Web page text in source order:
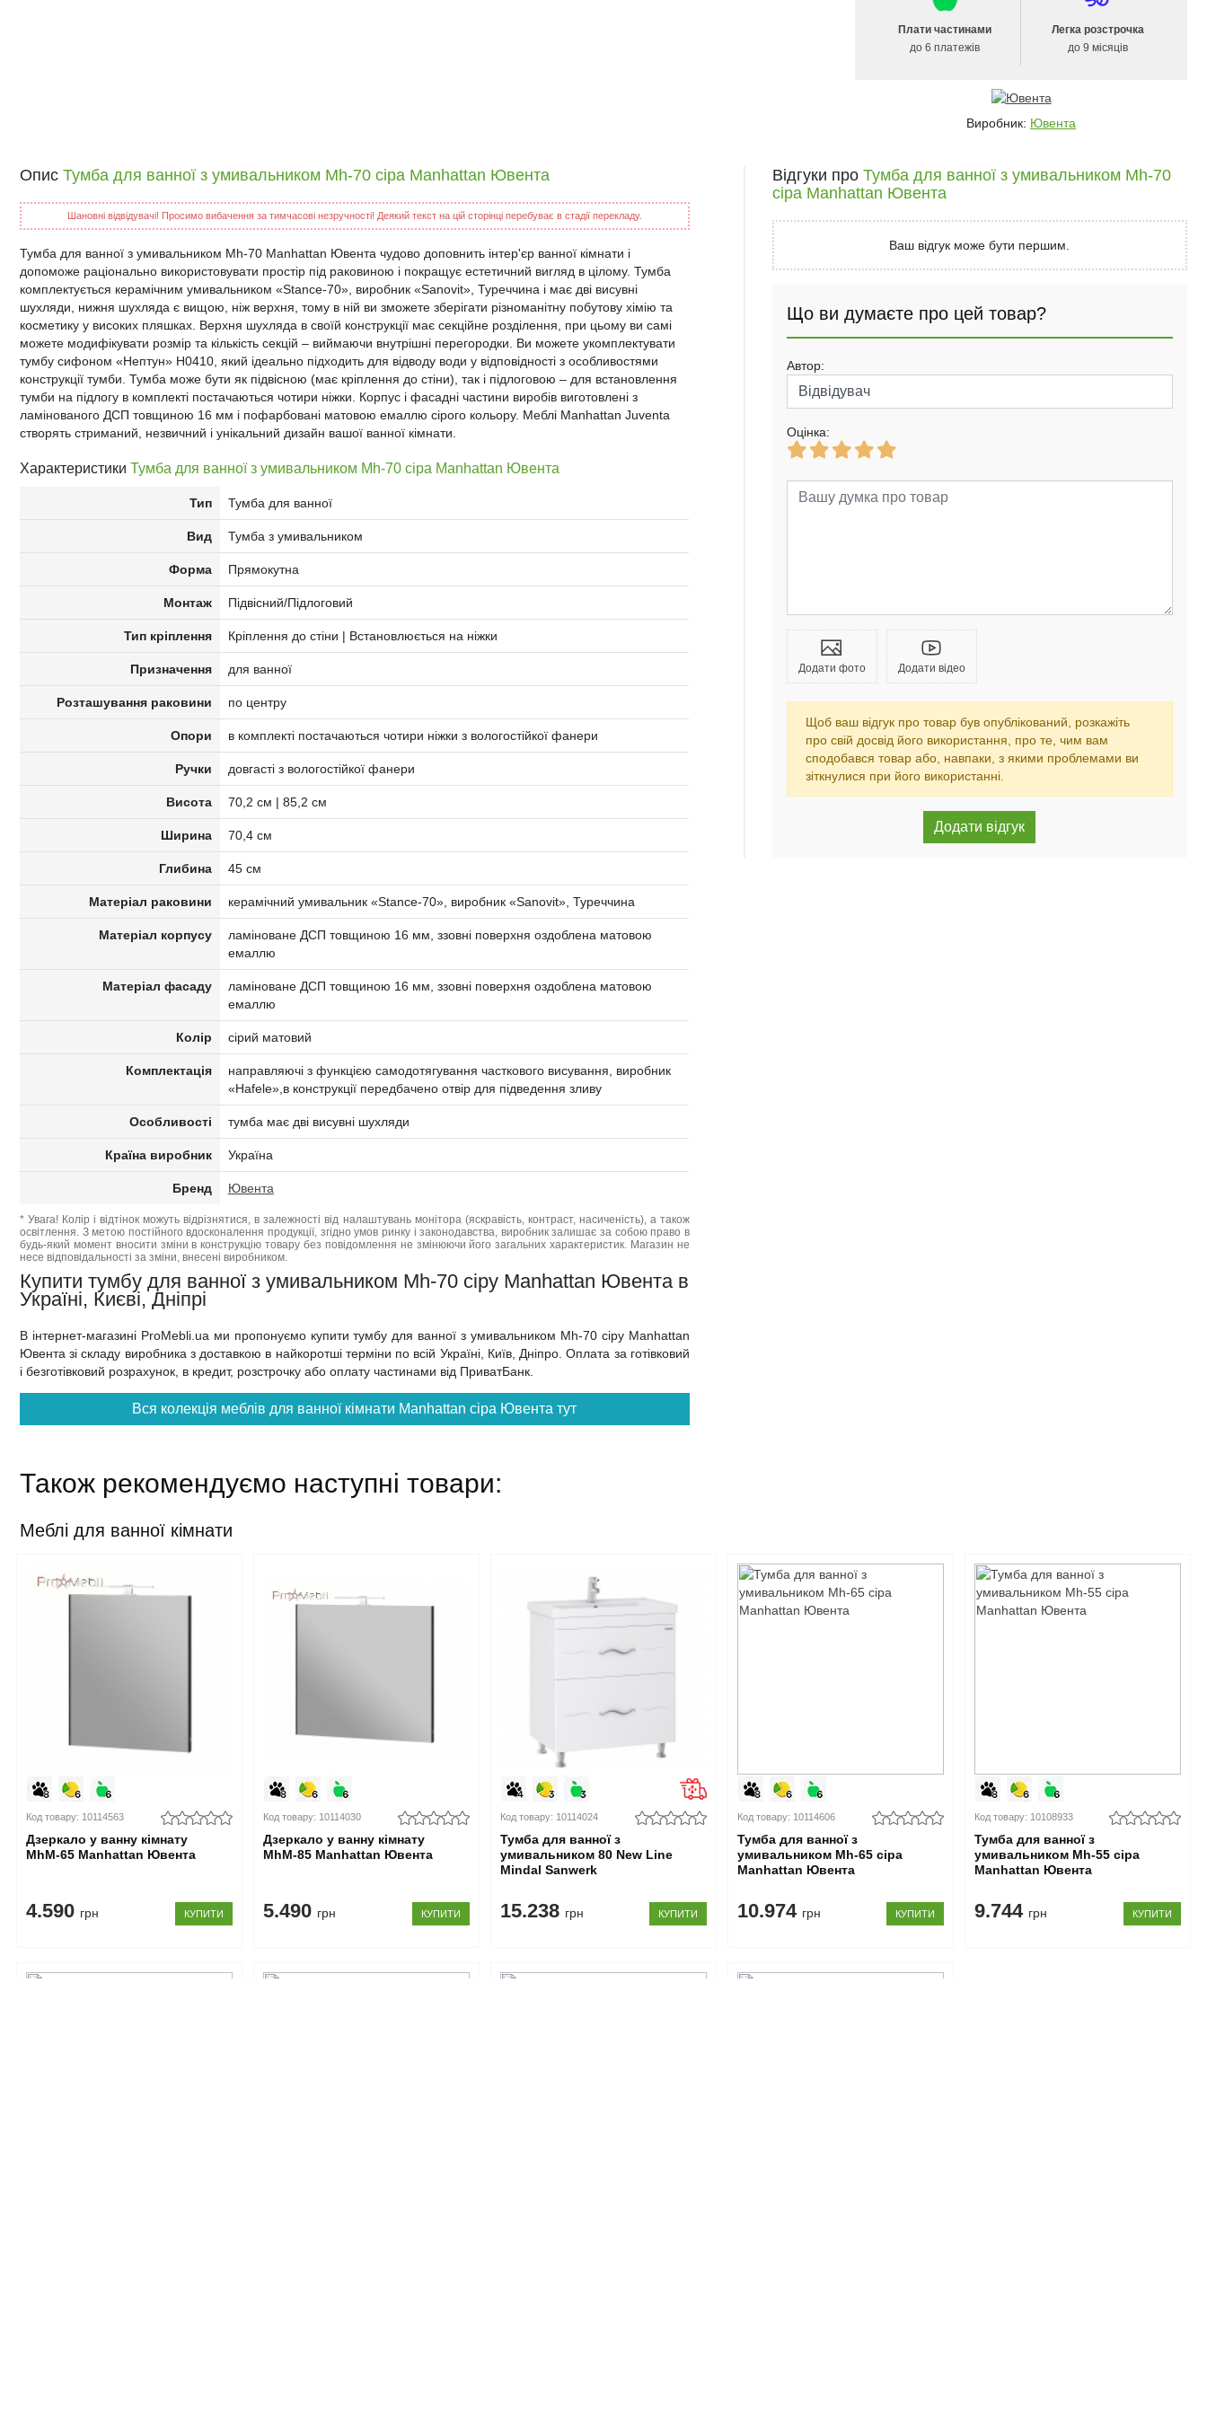
Плати частинами
до 6 платежів
Легка розстрочка
до 9 місяців
Виробник: Ювента
Опис Тумба для ванної з умивальником Mh-70 сіра Manhattan Ювента
Шановні відвідувачі! Просимо вибачення за тимчасові незручності! Деякий текст на цій сторінці перебуває в стадії перекладу.
Тумба для ванної з умивальником Mh-70 Manhattan Ювента чудово доповнить інтер'єр ванної кімнати і
допоможе раціонально використовувати простір під раковиною і покращує естетичний вигляд в цілому. Тумба
комплектується керамічним умивальником «Stance-70», виробник «Sanovit», Туреччина і має дві висувні
шухляди, нижня шухляда є вищою, ніж верхня, тому в ній ви зможете зберігати різноманітну побутову хімію та
косметику у високих пляшках. Верхня шухляда в своїй конструкції має секційне розділення, при цьому ви самі
можете модифікувати розмір та кількість секцій – виймаючи внутрішні перегородки. Ви можете укомплектувати
тумбу сифоном «Нептун» Н0410, який ідеально підходить для відводу води у відповідності з особливостями
конструкції тумби. Тумба може бути як підвісною (має кріплення до стіни), так і підлоговою – для встановлення
тумби на підлогу в комплекті постачаються чотири ніжки. Корпус і фасадні частини виробів виготовлені з
ламінованого ДСП товщиною 16 мм і пофарбовані матовою емаллю сірого кольору. Меблі Manhattan Juventa
створять стриманий, незвичний і унікальний дизайн вашої ванної кімнати.
Характеристики Тумба для ванної з умивальником Mh-70 сіра Manhattan Ювента
Тип Тумба для ванної
Вид Тумба з умивальником
Форма Прямокутна
Монтаж Підвісний/Підлоговий
Тип кріплення Кріплення до стіни | Встановлюється на ніжки
Призначення для ванної
Розташування раковини по центру
Опори в комплекті постачаються чотири ніжки з вологостійкої фанери
Ручки довгасті з вологостійкої фанери
Висота 70,2 см | 85,2 см
Ширина 70,4 см
Глибина 45 см
Матеріал раковини керамічний умивальник «Stance-70», виробник «Sanovit», Туреччина
Матеріал корпусу
ламіноване ДСП товщиною 16 мм, ззовні поверхня оздоблена матовою
емаллю
Матеріал фасаду
ламіноване ДСП товщиною 16 мм, ззовні поверхня оздоблена матовою
емаллю
Колір сірий матовий
Комплектація
направляючі з функцією самодотягування часткового висування, виробник
«Hafele»,в конструкції передбачено отвір для підведення зливу
Особливості тумба має дві висувні шухляди
Країна виробник Україна
Бренд Ювента
* Увага! Колір і відтінок можуть відрізнятися, в залежності від налаштувань монітора (яскравість, контраст, насиченість), а також
освітлення. З метою постійного вдосконалення продукції, згідно умов ринку і законодавства, виробник залишає за собою право в
будь-який момент вносити зміни в конструкцію товару без повідомлення не змінюючи його загальних характеристик. Магазин не
несе відповідальності за зміни, внесені виробником.
Купити тумбу для ванної з умивальником Mh-70 сіру Manhattan Ювента в
Україні, Києві, Дніпрі
В інтернет-магазині ProMebli.ua ми пропонуємо купити тумбу для ванної з умивальником Mh-70 сіру Manhattan
Ювента зі складу виробника з доставкою в найкоротші терміни по всій Україні, Київ, Дніпро. Оплата за готівковий
і безготівковий розрахунок, в кредит, розстрочку або оплату частинами від ПриватБанк.
Вся колекція меблів для ванної кімнати Manhattan сіра Ювента тут
Відгуки про Тумба для ванної з умивальником Mh-70
сіра Manhattan Ювента
Ваш відгук може бути першим.
Що ви думаєте про цей товар?
Автор:
Оцінка:
Додати фото Додати відео
Щоб ваш відгук про товар був опублікований, розкажіть
про свій досвід його використання, про те, чим вам
сподобався товар або, навпаки, з якими проблемами ви
зіткнулися при його використанні.
Також рекомендуємо наступні товари:
Меблі для ванної кімнати
Код товару: 10114563
Дзеркало у ванну кімнату
MhМ-65 Manhattan Ювента
4.590 грн КУПИТИ
Код товару: 10114030
Дзеркало у ванну кімнату
MhМ-85 Manhattan Ювента
5.490 грн КУПИТИ
Код товару: 10114024
Тумба для ванної з
умивальником 80 New Line
Mindal Sanwerk
15.238 грн КУПИТИ
Код товару: 10114606
Тумба для ванної з
умивальником Mh-65 сіра
Manhattan Ювента
10.974 грн КУПИТИ
Код товару: 10108933
Тумба для ванної з
умивальником Mh-55 сіра
Manhattan Ювента
9.744 грн КУПИТИ